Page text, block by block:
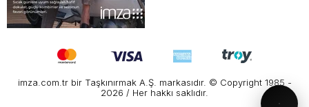
imza.com.tr bir Taşkınırmak A.Ş. markasıdır. © Copyright 1985 -
2026 / Her hakkı saklıdır.